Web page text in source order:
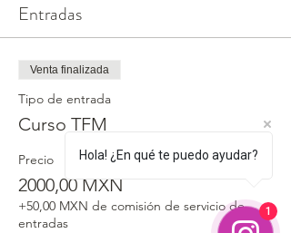
Entradas
Venta finalizada
Tipo de entrada
Curso TFM
Precio
2000,00 MXN
+50,00 MXN de comisión de servicio de
entradas
Hola! ¿En qué te puedo ayudar?
1